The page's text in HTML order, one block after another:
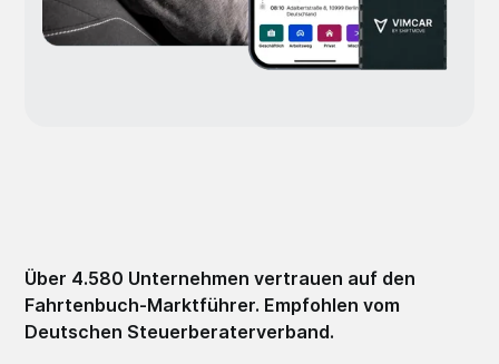
Über 4.580 Unternehmen vertrauen auf den
Fahrtenbuch-Marktführer. Empfohlen vom
Deutschen Steuerberaterverband.